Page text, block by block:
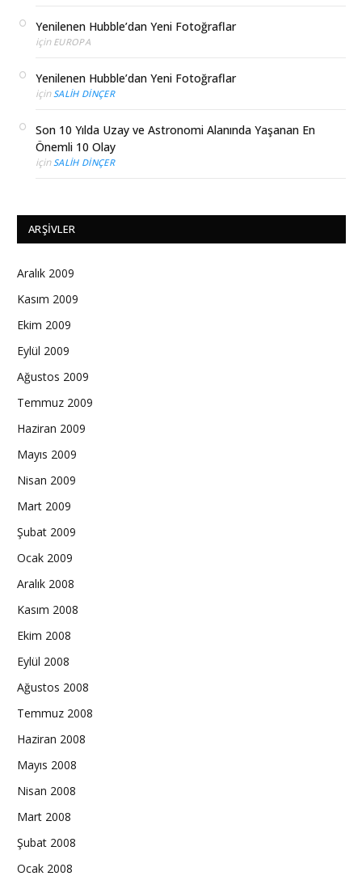
Yenilenen Hubble’dan Yeni Fotoğraflar
için EUROPA
Yenilenen Hubble’dan Yeni Fotoğraflar
için SALIH DINÇER
Son 10 Yılda Uzay ve Astronomi Alanında Yaşanan En
Önemli 10 Olay
için SALIH DINÇER
ARŞIVLER
Aralık 2009
Kasım 2009
Ekim 2009
Eylül 2009
Ağustos 2009
Temmuz 2009
Haziran 2009
Mayıs 2009
Nisan 2009
Mart 2009
Şubat 2009
Ocak 2009
Aralık 2008
Kasım 2008
Ekim 2008
Eylül 2008
Ağustos 2008
Temmuz 2008
Haziran 2008
Mayıs 2008
Nisan 2008
Mart 2008
Şubat 2008
Ocak 2008